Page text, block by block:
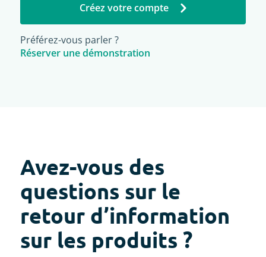
Créez votre compte
Préférez-vous parler ?
Réserver une démonstration
Avez-vous des
questions sur le
retour d’information
sur les produits ?